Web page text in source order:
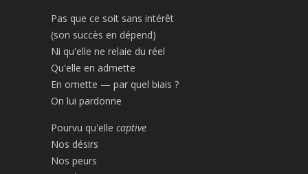
Pas que ce soit sans intérêt
(son succès en dépend)
Ni qu'elle ne relaie du réel
Qu'elle en admette
En omette — par quel biais ?
On lui pardonne
Pourvu qu'elle captive
Nos désirs
Nos peurs